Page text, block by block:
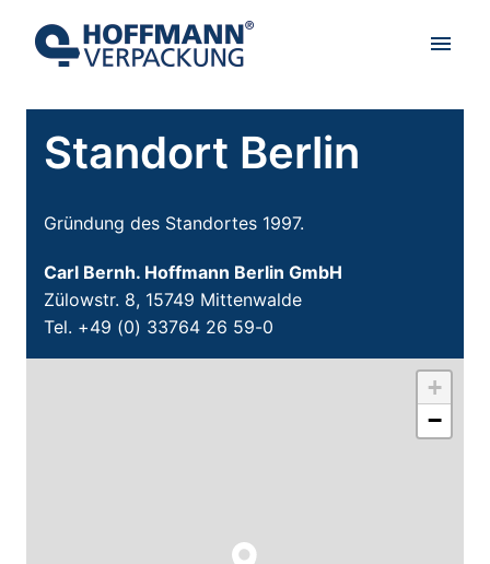
Inhalt
springenStartseite
Standort Berlin
Gründung des Standortes 1997.
Carl Bernh. Hoffmann Berlin GmbH
Zülowstr. 8, 15749 Mittenwalde
Tel. +49 (0) 33764 26 59-0
+
−